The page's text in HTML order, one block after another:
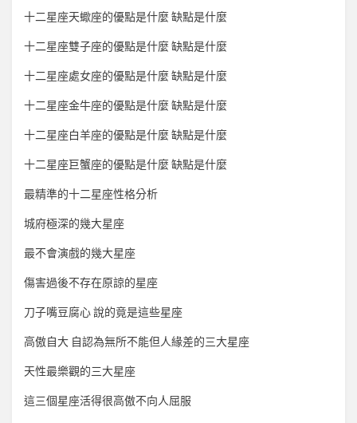
十二星座天蠍座的優點是什麼 缺點是什麼
十二星座雙子座的優點是什麼 缺點是什麼
十二星座處女座的優點是什麼 缺點是什麼
十二星座金牛座的優點是什麼 缺點是什麼
十二星座白羊座的優點是什麼 缺點是什麼
十二星座巨蟹座的優點是什麼 缺點是什麼
最精準的十二星座性格分析
城府極深的幾大星座
最不會演戲的幾大星座
傷害過後不存在原諒的星座
刀子嘴豆腐心 說的竟是這些星座
高傲自大 自認為無所不能但人緣差的三大星座
天性最樂觀的三大星座
這三個星座活得很高傲不向人屈服